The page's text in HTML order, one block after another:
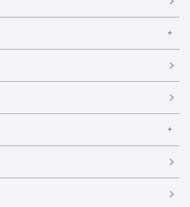
塚店 新横浜店
港北ニュータウン店